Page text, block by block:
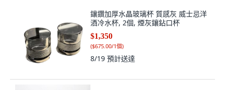
鑲鑽加厚水晶玻璃杯 質感灰 威士忌洋
酒冷水杯, 2個, 煙灰鑲鉆口杯
$1,350
($675.00/1個)
8/19 預計送達